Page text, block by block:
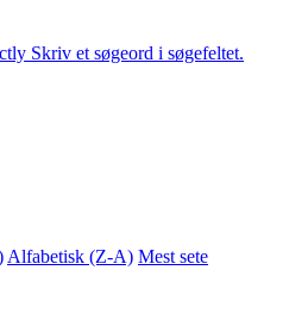
Skriv et søgeord i søgefeltet.
Alfabetisk (Z-A) Mest sete